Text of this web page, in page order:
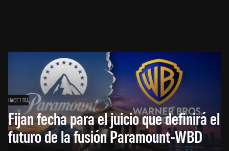
HACE 1 DÍA
Fijan fecha para el juicio que definirá el
futuro de la fusión Paramount-WBD